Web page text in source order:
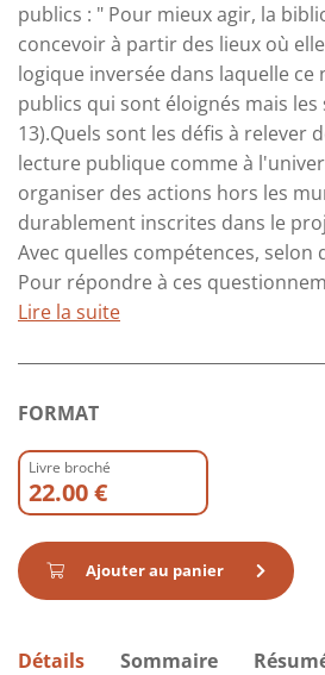
publics : " Pour mieux agir, la
concevoir à partir des lieux où
logique inversée dans laquelle ce
publics qui sont éloignés mais les
13).Quels sont les défis à relever
lecture publique comme à
organiser des actions hors les
durablement inscrites dans le
Avec quelles compétences, selon
Pour répondre à ces
Lire la suite
FORMAT
Livre broché
22.00 €
Ajouter au panier
Détails Sommaire